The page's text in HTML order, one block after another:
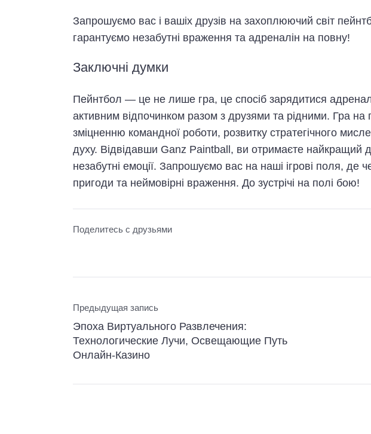
Запрошуємо вас і вашіх друзів на захоплюючий світ
гарантуємо незабутні враження та адреналін на повну!
Заключні думки
Пейнтбол — це не лише гра, це спосіб зарядитися
активним відпочинком разом з друзями та рідними. Гра на
зміцненню командної роботи, розвитку стратегічного
духу. Відвідавши Ganz Paintball, ви отримаєте найкращий
незабутні емоції. Запрошуємо вас на наші ігрові поля, де
пригоди та неймовірні враження. До зустрічі на полі бою!
Поделитесь с друзьями
Предыдущая запись
Эпоха Виртуального Развлечения:
Технологические Лучи, Освещающие Путь
Онлайн-Казино